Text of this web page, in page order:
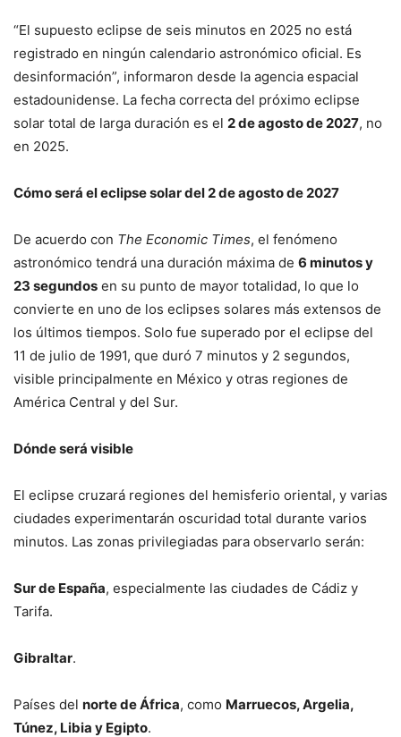
“El supuesto eclipse de seis minutos en 2025 no está
registrado en ningún calendario astronómico oficial. Es
desinformación”, informaron desde la agencia espacial
estadounidense. La fecha correcta del próximo eclipse
solar total de larga duración es el 2 de agosto de 2027, no
en 2025.
Cómo será el eclipse solar del 2 de agosto de 2027
De acuerdo con The Economic Times, el fenómeno
astronómico tendrá una duración máxima de 6 minutos y
23 segundos en su punto de mayor totalidad, lo que lo
convierte en uno de los eclipses solares más extensos de
los últimos tiempos. Solo fue superado por el eclipse del
11 de julio de 1991, que duró 7 minutos y 2 segundos,
visible principalmente en México y otras regiones de
América Central y del Sur.
Dónde será visible
El eclipse cruzará regiones del hemisferio oriental, y varias
ciudades experimentarán oscuridad total durante varios
minutos. Las zonas privilegiadas para observarlo serán:
Sur de España, especialmente las ciudades de Cádiz y
Tarifa.
Gibraltar.
Países del norte de África, como Marruecos, Argelia,
Túnez, Libia y Egipto.